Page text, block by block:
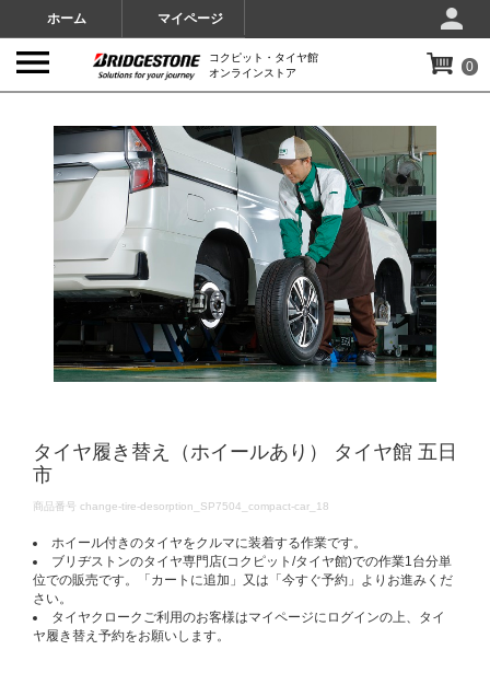
ホーム マイページ
コクピット・タイヤ館
オンラインストア
0
タイヤ履き替え（ホイールあり） タイヤ館 五日
市
DETAILS
商品番号 change-tire-desorption_SP7504_compact-car_18
ホイール付きのタイヤをクルマに装着する作業です。
ブリヂストンのタイヤ専門店(コクピット/タイヤ館)での作業1台分単
位での販売です。「カートに追加」又は「今すぐ予約」よりお進みくだ
さい。
タイヤクロークご利用のお客様はマイページにログインの上、タイ
ヤ履き替え予約をお願いします。